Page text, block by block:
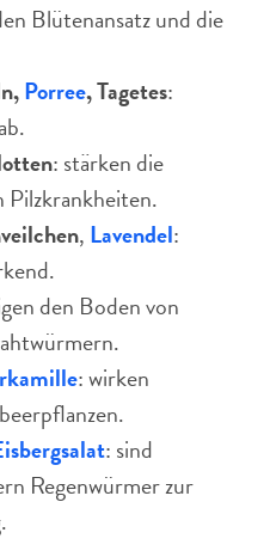
Blütenansatz und die
Porree, Tagetes:
: stärken die
, Lavendel:
den Boden von
: wirken
: sind
Regenwürmer zur